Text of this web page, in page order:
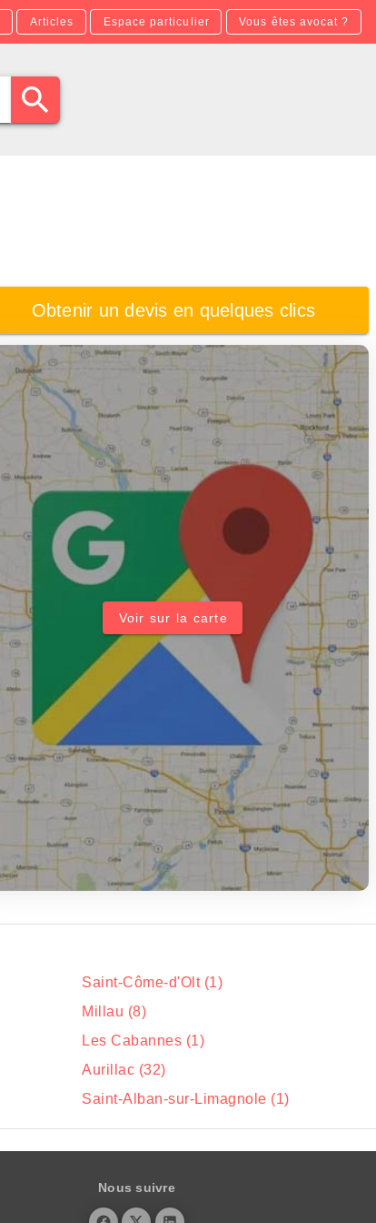
Articles Espace particulier Vous êtes avocat ?
Obtenir un devis en quelques clics
Voir sur la carte
Saint-Côme-d'Olt (1)
Millau (8)
Les Cabannes (1)
Aurillac (32)
Saint-Alban-sur-Limagnole (1)
Nous suivre